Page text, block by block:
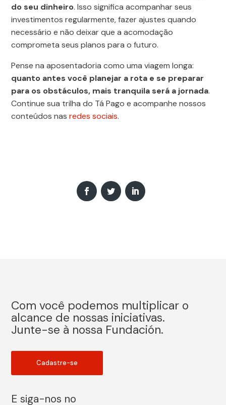
do seu dinheiro. Isso significa acompanhar seus
investimentos regularmente, fazer ajustes quando
necessário e não deixar que a acomodação
comprometa seus planos para o futuro.
Pense na aposentadoria como uma viagem longa:
quanto antes você planejar a rota e se preparar
para os obstáculos, mais tranquila será a jornada.
Continue sua trilha do Tá Pago e acompanhe nossos
conteúdos nasredes sociais.
Com você podemos multiplicar o
alcance de nossas iniciativas.
Junte-se à nossa Fundación.
Cadastre-se
E siga-nos no